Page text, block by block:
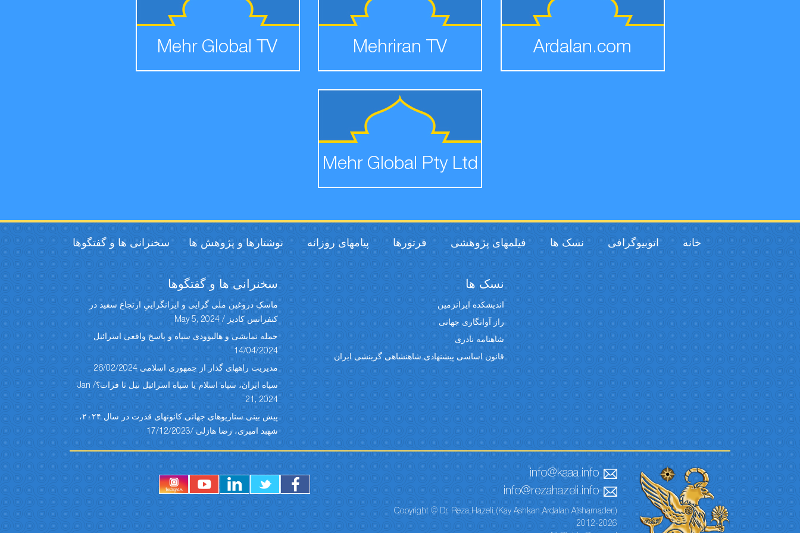
Ardalan.com
Mehriran TV
Mehr Global TV
Mehr Global Pty Ltd
خانه اتوبیوگرافی نسک ها فیلمهای پژوهشی فرتورها پیامهای روزانه نوشتارها و پژوهش ها سخنرانی ها و گفتگوها
نسک ها
اندیشکده ایرانزمین
راز آوانگاری جهانی
شاهنامه نادری
قانون اساسی پیشنهادی شاهنشاهی گزینشی ایران
سخنرانی ها و گفتگوها
ماسکِ دروغین ملی گرایی و ایرانگراییِ ارتجاع سفید در
کنفرانس کادیز / May 5, 2024
حمله نمایشی و هالیوودی سپاه و پاسخ واقعی اسرائیل
14/04/2024
مدیریت راههای گذار از جمهوری اسلامی 26/02/2024
سپاه ایران، سپاه اسلام یا سپاه اسرائیل نیل تا فرات؟/ Jan
21, 2024
پیش بینی سناریوهای جهانی کانونهای قدرت در سال ۲۰۲۴،
شهبد امیری، رضا هازلی /17/12/2023
info@kaaa.info
info@rezahazeli.info
Copyright © Dr. Reza Hazeli (Kay Ashkan Ardalan Afsharnaderi)
2012-2026